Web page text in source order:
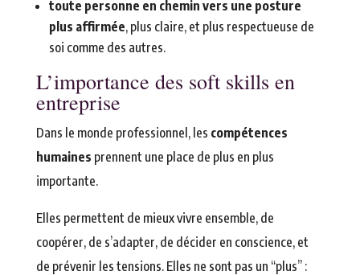
toute personne en chemin vers une posture
plus affirmée, plus claire, et plus respectueuse de
soi comme des autres.
L’importance des soft skills en
entreprise
Dans le monde professionnel, les compétences
humaines prennent une place de plus en plus
importante.
Elles permettent de mieux vivre ensemble, de
coopérer, de s’adapter, de décider en conscience, et
de prévenir les tensions. Elles ne sont pas un “plus” :